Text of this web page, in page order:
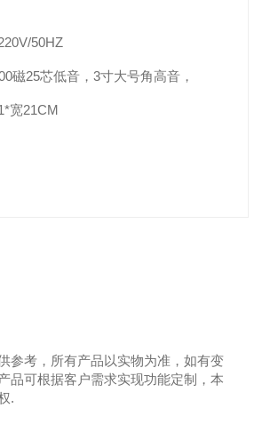
50HZ
磁25芯低音，3寸大号角高音，
宽21CM
参考，所有产品以实物为准，如有变
品可根据客户需求实现功能定制，本
.